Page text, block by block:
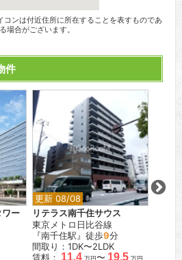
ンは付近住所に所在することを表すものであ
場合がございます。
件
ワー
更新 08/08
リテラス南千住サウス
東京メトロ日比谷線
『南千住駅』徒歩9分
間取り：1DK〜2LDK
賃料： 11.4 万円〜 19.5 万円
更新
『中